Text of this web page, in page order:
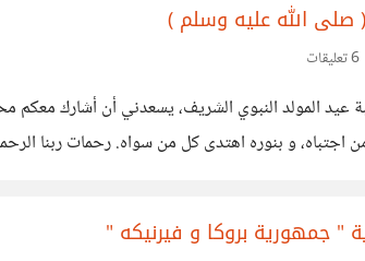
الله عليه وسلم )